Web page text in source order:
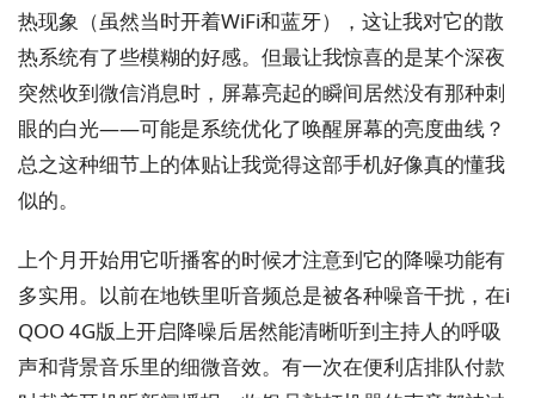
热现象（虽然当时开着WiFi和蓝牙），这让我对它的散
热系统有了些模糊的好感。但最让我惊喜的是某个深夜
突然收到微信消息时，屏幕亮起的瞬间居然没有那种刺
眼的白光——可能是系统优化了唤醒屏幕的亮度曲线？
总之这种细节上的体贴让我觉得这部手机好像真的懂我
似的。
上个月开始用它听播客的时候才注意到它的降噪功能有
多实用。以前在地铁里听音频总是被各种噪音干扰，在i
QOO 4G版上开启降噪后居然能清晰听到主持人的呼吸
声和背景音乐里的细微音效。有一次在便利店排队付款